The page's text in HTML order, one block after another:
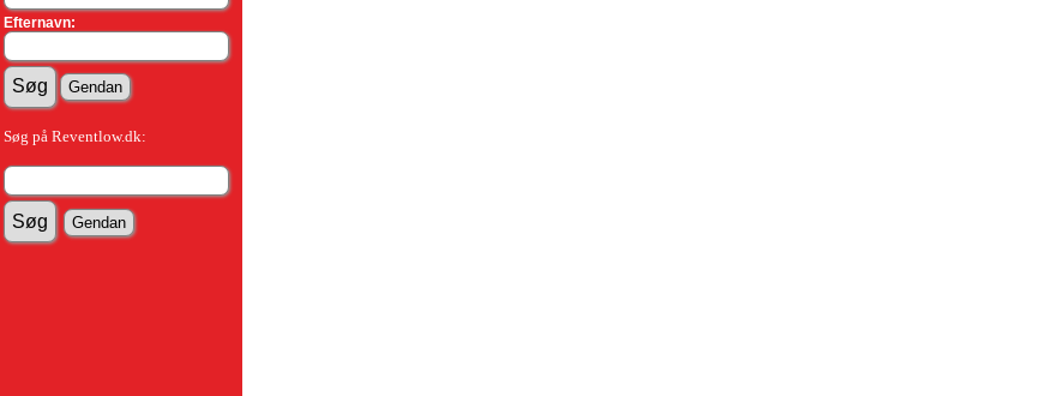
Efternavn:
Søg på Reventlow.dk: